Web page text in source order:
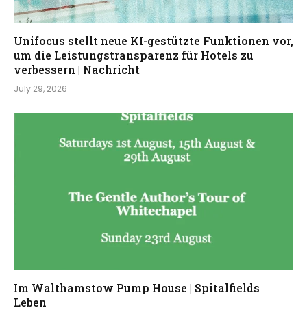
Unifocus stellt neue KI-gestützte Funktionen vor,
um die Leistungstransparenz für Hotels zu
verbessern | Nachricht
July 29, 2026
Im Walthamstow Pump House | Spitalfields
Leben